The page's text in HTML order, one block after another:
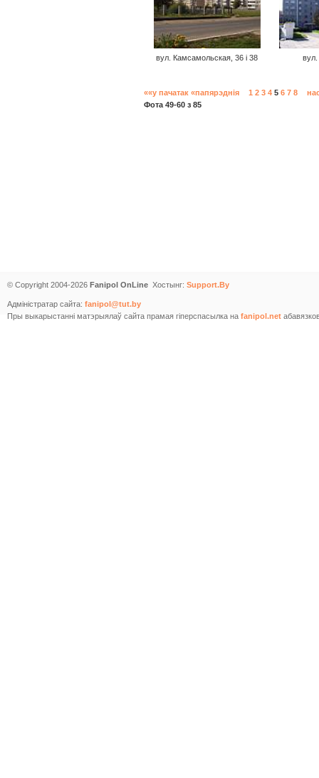
вул. Камсамольская, 36 i 38
««у пачатак «папярэднія 1 2 3 4 56 7 8
Фота 49-60 з 85
© Copyright 2004-2026 Fanipol OnLine Хостынг: Support.By
Адміністратар сайта: fanipol@tut.by
Пры выкарыстанні матэрыялаў сайта прамая гіперспасылка на fanipol.net